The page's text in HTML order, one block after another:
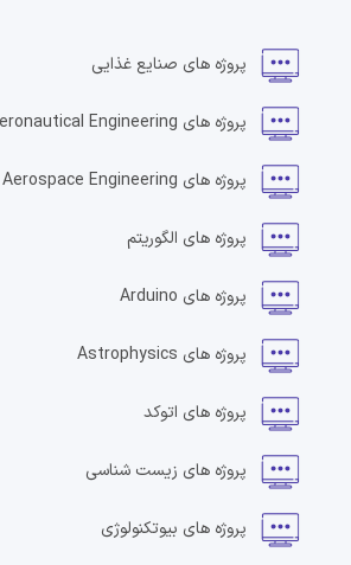
پروژه های صنایع غذایی
پروژه های Engineering
پروژه های Aerospace Engineering
پروژه های الگوریتم
پروژه های Arduino
پروژه های Astrophysics
پروژه های اتوکد
پروژه های زیست شناسی
پروژه های بیوتکنولوژی